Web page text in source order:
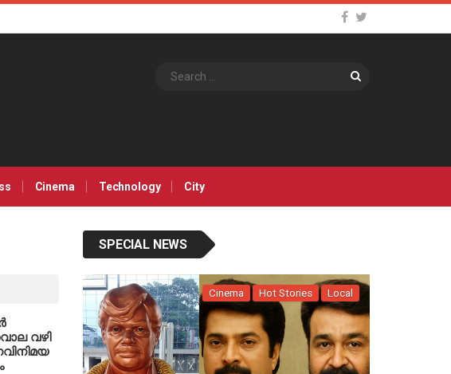
Search
Cinema Technology City
വഴി
SPECIAL NEWS
Cinema Hot Stories Local